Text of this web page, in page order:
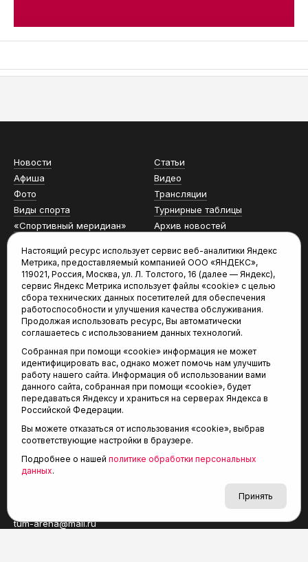
Новости
Статьи
Афиша
Видео
Фото
Трансляции
Виды спорта
Турнирные таблицы
«Спортивный меридиан»
Архив новостей
зарегистрировано Федеральной службой по надзору
в сфере связи, информационных технологий и массовых
коммуникаций (Роскомнадзор), регистрационный номер
и дата: серия Эл № ФС77-81090 от 25 мая 2021 г.
Учредитель: АНО «ТРК «Тюменское время».
Главный редактор: Мартынов В. В.
При использовании материалов ссылка обязательна.
Политика конфиденциальности
tum-arena@mail.ru
Настоящий ресурс использует сервис веб-аналитики Яндекс
Метрика, предоставляемый компанией ООО «ЯНДЕКС»,
119021, Россия, Москва, ул. Л. Толстого, 16 (далее — Яндекс),
сервис Яндекс Метрика использует файлы «cookie» с целью
сбора технических данных посетителей для обеспечения
работоспособности и улучшения качества обслуживания.
Продолжая использовать ресурс, Вы автоматически
соглашаетесь с использованием данных технологий.
Собранная при помощи «cookie» информация не может
идентифицировать вас, однако может помочь нам улучшить
работу нашего сайта. Информация об использовании вами
данного сайта, собранная при помощи «cookie», будет
передаваться Яндексу и храниться на серверах Яндекса в
Российской Федерации.
Вы можете отказаться от использования «cookie», выбрав
соответствующие настройки в браузере.
Подробнее о нашей политике обработки персональных
данных.
Принять